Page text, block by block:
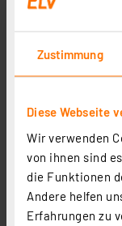
Zustimmung
Diese Webseite
Wir verwenden
von ihnen sind
die Funktionen
Andere helfen
Erfahrungen zu
Artikel-Nr. 254283